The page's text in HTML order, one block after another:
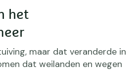
het
maar dat veranderde in
dat weilanden en wegen